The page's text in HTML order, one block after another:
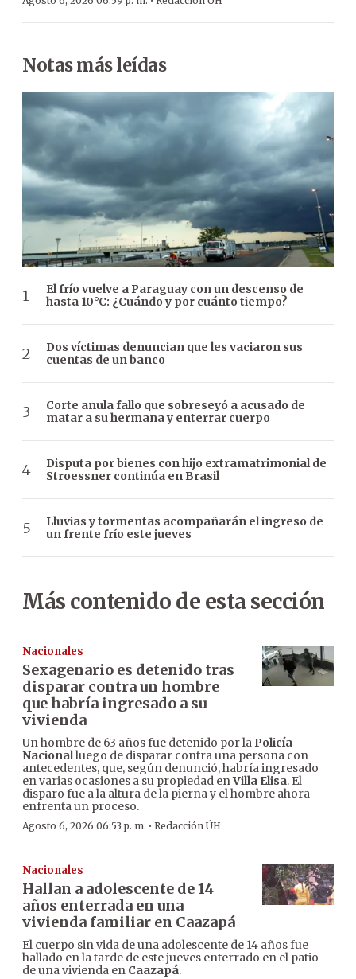
Notas más leídas
El frío vuelve a Paraguay con un descenso de
hasta 10°C: ¿Cuándo y por cuánto tiempo?
Dos víctimas denuncian que les vaciaron sus
cuentas de un banco
Corte anula fallo que sobreseyó a acusado de
matar a su hermana y enterrar cuerpo
Disputa por bienes con hijo extramatrimonial de
Stroessner continúa en Brasil
Lluvias y tormentas acompañarán el ingreso de
un frente frío este jueves
Más contenido de esta sección
Nacionales
Sexagenario es detenido tras
disparar contra un hombre
que habría ingresado a su
vivienda
Un hombre de 63 años fue detenido por la Policía
Nacionalluego de disparar contra una persona con
antecedentes, que, según denunció, habría ingresado
en varias ocasiones a su propiedad enVilla Elisa. El
disparo fue a la altura de la pierna y el hombre ahora
enfrenta un proceso.
Agosto 6, 2026 06:53 p. m. · Redacción ÚH
Nacionales
Hallan a adolescente de 14
años enterrada en una
vivienda familiar en Caazapá
El cuerpo sin vida de una adolescente de 14 años fue
hallado en la tarde de este jueves enterrado en el patio
de una vivienda en Caazapá.